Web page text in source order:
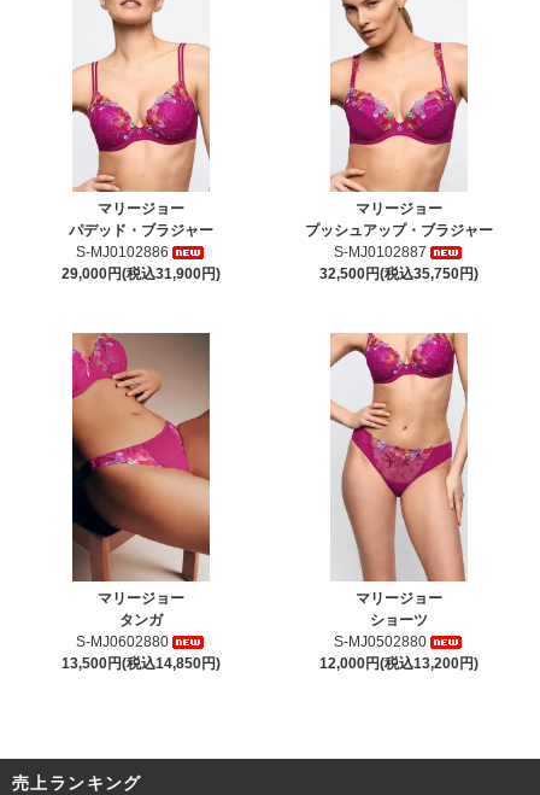
マリージョー
パデッド・ブラジャー
S-MJ0102886
29,000円(税込31,900円)
マリージョー
プッシュアップ・ブラジャー
S-MJ0102887
32,500円(税込35,750円)
マリージョー
タンガ
S-MJ0602880
13,500円(税込14,850円)
マリージョー
ショーツ
S-MJ0502880
12,000円(税込13,200円)
売上ランキング